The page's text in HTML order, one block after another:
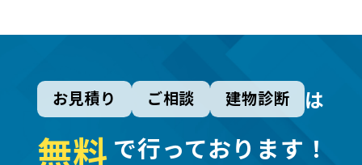
お見積り ご相談 建物診断 は
無料 で行っております！